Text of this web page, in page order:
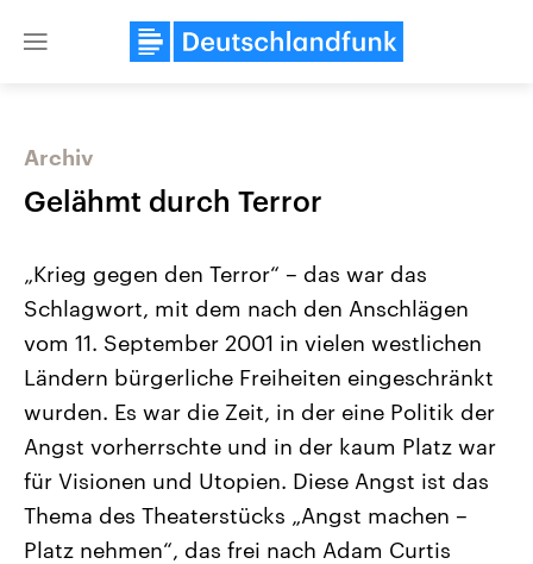
Close
USA
Aktuelle Beiträge, Analysen und
Hintergründe
Wirtschaftlich und militärisch
gehören die Vereinigten Staaten zu
den mächtigsten Ländern der Erde,
mit großem Einfluss auf das
aktuelle Weltgeschehen.
Nahostkonflikt
Aktuelle Lage und
Der Überfall der
Terrororganisation Hamas
Oktober 2023 auf Israel
Region wieder die Gewalt
Israel möchte die Hamas
Diese wird wie die
Archiv
Gelähmt durch Terror
„Krieg gegen den Terror“ – das war das
Schlagwort, mit dem nach den Anschlägen
vom 11. September 2001 in vielen westlichen
Ländern bürgerliche Freiheiten eingeschränkt
wurden. Es war die Zeit, in der eine Politik der
Angst vorherrschte und in der kaum Platz war
für Visionen und Utopien. Diese Angst ist das
Thema des Theaterstücks „Angst machen –
Platz nehmen“, das frei nach Adam Curtis